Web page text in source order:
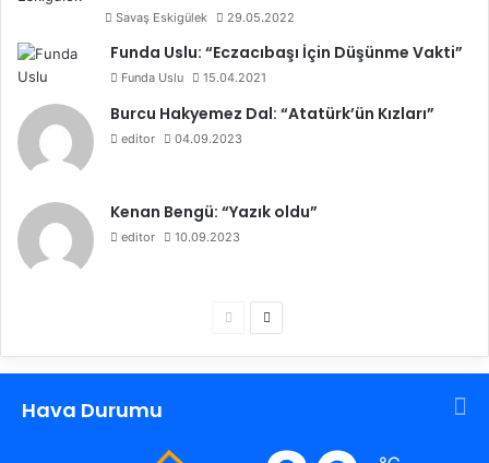
Savaş Eskigülek 29.05.2022
Funda Uslu: “Eczacıbaşı İçin Düşünme Vakti”
Funda Uslu 15.04.2021
Burcu Hakyemez Dal: “Atatürk’ün Kızları”
editor 04.09.2023
Kenan Bengü: “Yazık oldu”
editor 10.09.2023
c
n
Hava Durumu